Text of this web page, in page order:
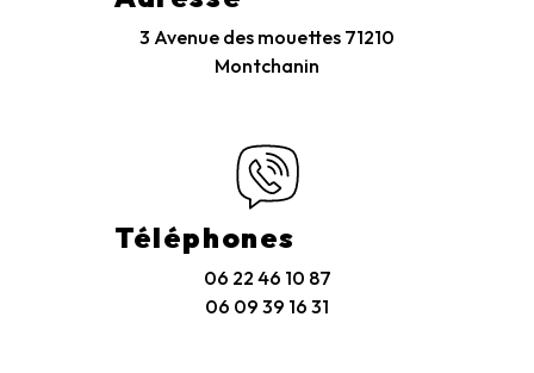
3 Avenue des mouettes 71210
Montchanin
Téléphones
06 22 46 10 87
06 09 39 16 31